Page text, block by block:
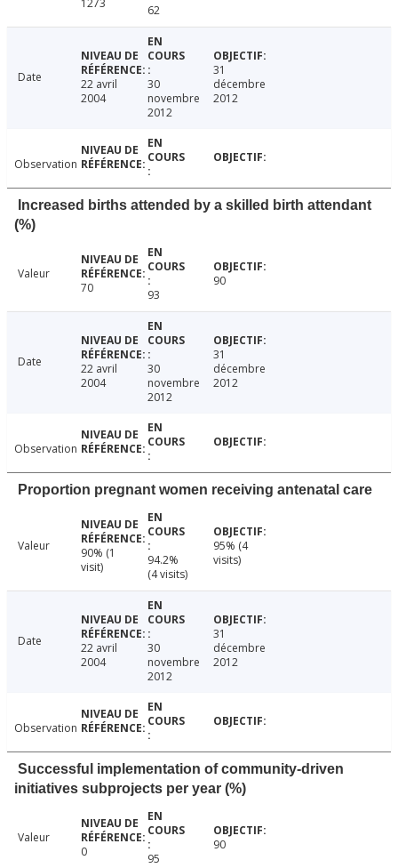
1273 62
Date
22 avril
2004
30
novembre
2012
31
décembre
2012
Observation
Increased births attended by a skilled birth attendant
(%)
Valeur
70
93
90
Date
22 avril
2004
30
novembre
2012
31
décembre
2012
Observation
Proportion pregnant women receiving antenatal care
Valeur
90% (1
visit)
94.2%
(4 visits)
95% (4
visits)
Date
22 avril
2004
30
novembre
2012
31
décembre
2012
Observation
Successful implementation of community-driven
initiatives subprojects per year (%)
Valeur
0
95
90